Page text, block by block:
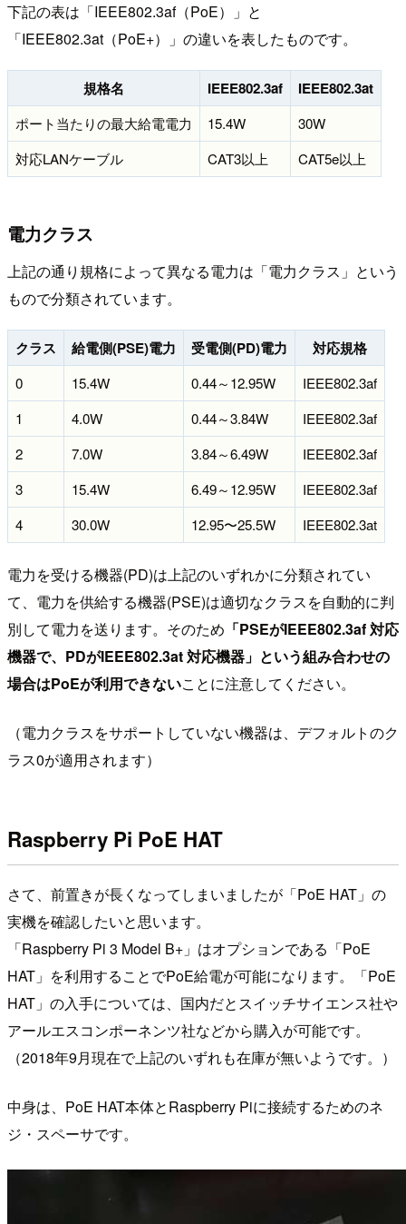
下記の表は「IEEE802.3af（PoE）」と
「IEEE802.3at（PoE+）」の違いを表したものです。
規格名 IEEE802.3af IEEE802.3at
ポート当たりの最大給電電力 15.4W
30W
対応LANケーブル
CAT3以上 CAT5e以上
電力クラス
上記の通り規格によって異なる電力は「電力クラス」という
もので分類されています。
クラス 給電側(PSE)電力 受電側(PD)電力 対応規格
0 15.4W 0.44～12.95W
IEEE802.3af
1
4.0W 0.44～3.84W
IEEE802.3af
2
7.0W 3.84～6.49W
IEEE802.3af
3
15.4W 6.49～12.95W
IEEE802.3af
4
30.0W 12.95〜25.5W IEEE802.3at
電力を受ける機器(PD)は上記のいずれかに分類されてい
て、電力を供給する機器(PSE)は適切なクラスを自動的に判
別して電力を送ります。そのため 「PSEがIEEE802.3af 対応
機器で、PDがIEEE802.3at 対応機器」という組み合わせの
場合はPoEが利用できないことに注意してください。
（電力クラスをサポートしていない機器は、デフォルトのク
ラス0が適用されます）
Raspberry Pi PoE HAT
さて、前置きが長くなってしまいましたが「PoE HAT」の
実機を確認したいと思います。
「Raspberry Pi 3 Model B+」はオプションである「PoE
HAT」を利用することでPoE給電が可能になります。「PoE
HAT」の入手については、国内だとスイッチサイエンス社や
アールエスコンポーネンツ社などから購入が可能です。
（2018年9月現在で上記のいずれも在庫が無いようです。）
中身は、PoE HAT本体とRaspberry Piに接続するためのネ
ジ・スペーサです。